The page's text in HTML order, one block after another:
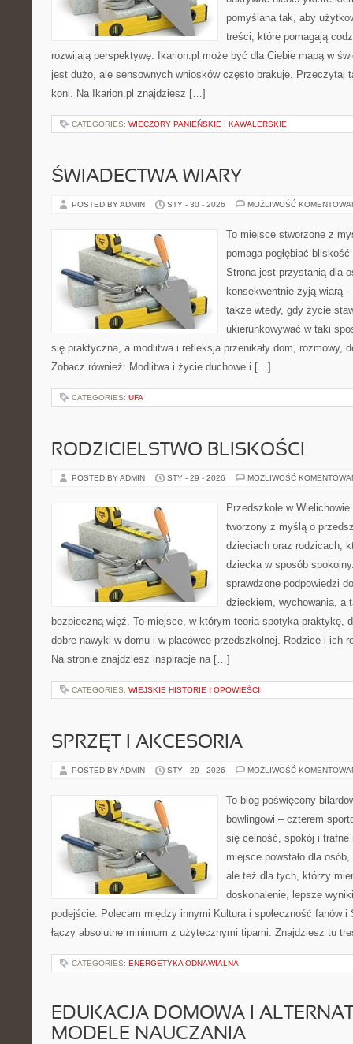
pomyślana tak, aby
treści, które pomagają
rozwijają perspektywę. Ikarion.pl może być dla Ciebie mapą w
jest dużo, ale sensownych wniosków często brakuje. Przeczytaj
koni. Na Ikarion.pl znajdziesz […]
CATEGORIES: WIECZORY PANIEŃSKIE I KAWALERSKIE
ŚWIADECTWA WIARY
POSTED BY ADMIN STY - 30 - 2026 MOŻLIWOŚĆ
To miejsce stworzone z
pomaga pogłębiać
Strona jest przystanią dla
konsekwentnie żyją wiarą
także wtedy, gdy życie
ukierunkowywać w taki
się praktyczna, a modlitwa i refleksja przenikały dom, rozmowy,
Zobacz również: Modlitwa i życie duchowe i […]
CATEGORIES: UFA
RODZICIELSTWO BLISKOŚCI
POSTED BY ADMIN STY - 29 - 2026 MOŻLIWOŚĆ
Przedszkole w
tworzony z myślą o
dzieciach oraz rodzicach,
dziecka w sposób
sprawdzone podpowiedzi
dzieckiem, wychowania, a
bezpieczną więź. To miejsce, w którym teoria spotyka praktykę,
dobre nawyki w domu i w placówce przedszkolnej. Rodzice i ich
Na stronie znajdziesz inspiracje na […]
CATEGORIES: WIEJSKIE HISTORIE I OPOWIEŚCI
SPRZĘT I AKCESORIA
POSTED BY ADMIN STY - 29 - 2026 MOŻLIWOŚĆ
To blog poświęcony
bowlingowi – czterem
się celność, spokój i trafne
miejsce powstało dla
ale też dla tych, którzy
doskonalenie, lepsze
podejście. Polecam między innymi Kultura i społeczność fanów
łączy absolutne minimum z użytecznymi tipami. Znajdziesz tu
CATEGORIES: ENERGETYKA ODNAWIALNA
EDUKACJA DOMOWA I
MODELE NAUCZANIA